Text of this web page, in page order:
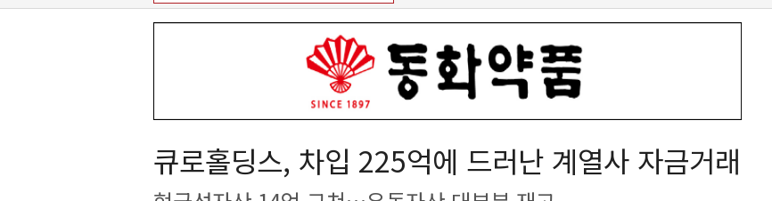
큐로홀딩스, 차입 225억에 드러난 계열사 자금거래